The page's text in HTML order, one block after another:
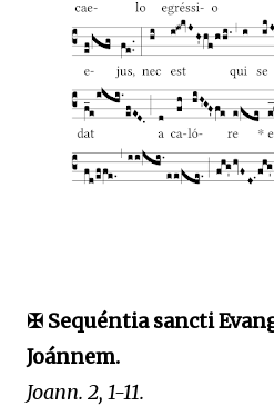
✠ Sequéntia sancti
Joánnem.
Joann. 2, 1-11.